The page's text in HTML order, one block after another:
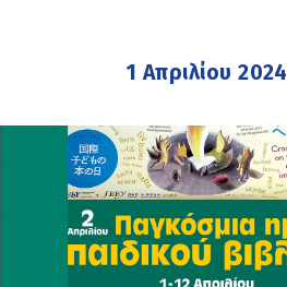
1 Απριλίου 2024